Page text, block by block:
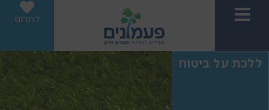
לתרום
ללכת על ביטוח